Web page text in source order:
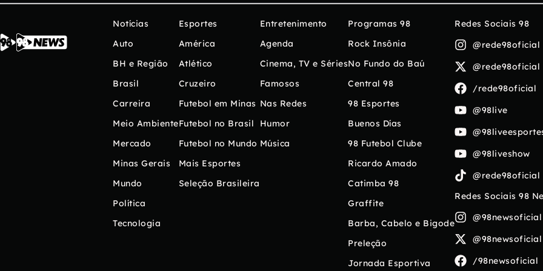
Notícias
Auto
BH e Região
Brasil
Carreira
Meio Ambiente
Mercado
Minas Gerais
Mundo
Política
Tecnologia
Esportes
América
Atlético
Cruzeiro
Futebol em Minas
Futebol no Brasil
Futebol no Mundo
Mais Esportes
Seleção Brasileira
Entretenimento
Agenda
Cinema, TV e Séries
Famosos
Nas Redes
Humor
Música
Programas 98
Rock Insônia
No Fundo do Baú
Central 98
98 Esportes
Buenos Días
98 Futebol Clube
Ricardo Amado
Catimba 98
Graffite
Barba, Cabelo e Bigode
Preleção
Jornada Esportiva
Redes Sociais 98
@rede98oficial
@rede98oficial
/rede98oficial
@98live
@98liveshow
@rede98oficial
Redes Sociais 98
@98newsoficial
@98newsoficial
/98newsoficial